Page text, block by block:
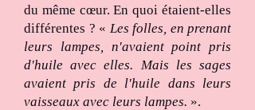
du même cœur. En quoi étaient-elles
différentes ? « Les folles, en prenant
leurs lampes, n'avaient point pris
d'huile avec elles. Mais les sages
avaient pris de l'huile dans leurs
vaisseaux avec leurs lampes. ».